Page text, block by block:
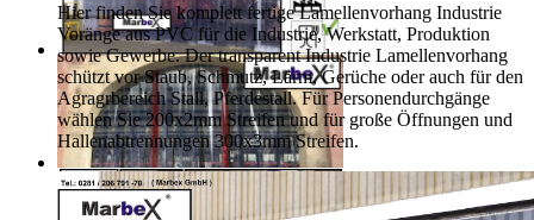
Hier finden Sie komplett fertige Lamellenvorhang Industrie
Voränge aus PVC für die Industrie, Werkstatt, Produktion
sowie Gewerbe. Der transparent Industrie Lamellenvorhang
schützt vor Staub, Schmutz, Lärm, Gerüche oder auch für den
Agragrbereich Stall, Pferdestall. Für Personendurchgänge
wählen Sie 200x2mm Streifen und für große Öffnungen und
Hallenabtrennungen 300x3mm Streifen.